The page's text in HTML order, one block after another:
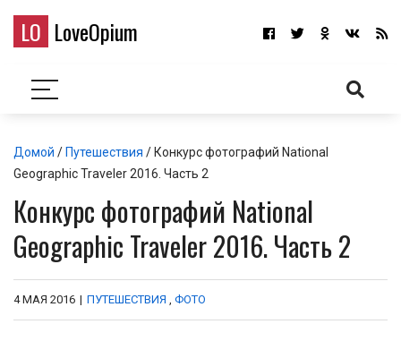
LO LoveOpium
Домой / Путешествия / Конкурс фотографий National
Geographic Traveler 2016. Часть 2
Конкурс фотографий National
Geographic Traveler 2016. Часть 2
4 МАЯ 2016 | ПУТЕШЕСТВИЯ , ФОТО